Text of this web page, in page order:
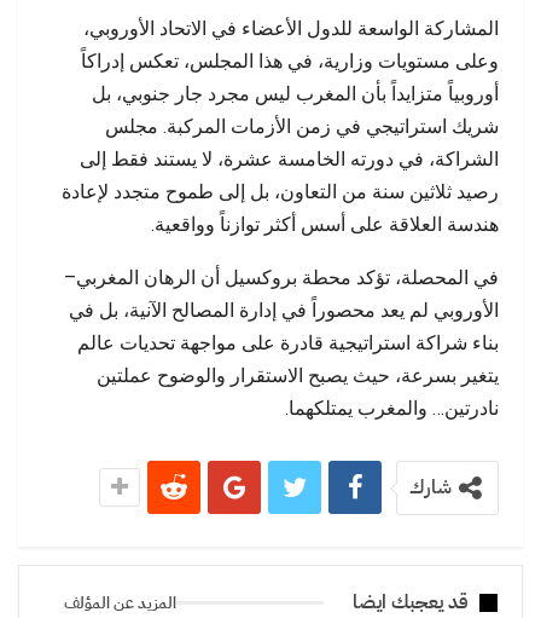
المشاركة الواسعة للدول الأعضاء في الاتحاد الأوروبي،
وعلى مستويات وزارية، في هذا المجلس، تعكس إدراكاً
أوروبياً متزايداً بأن المغرب ليس مجرد جار جنوبي، بل
شريك استراتيجي في زمن الأزمات المركبة. مجلس
الشراكة، في دورته الخامسة عشرة، لا يستند فقط إلى
رصيد ثلاثين سنة من التعاون، بل إلى طموح متجدد لإعادة
هندسة العلاقة على أسس أكثر توازناً وواقعية.
في المحصلة، تؤكد محطة بروكسيل أن الرهان المغربي–
الأوروبي لم يعد محصوراً في إدارة المصالح الآنية، بل في
بناء شراكة استراتيجية قادرة على مواجهة تحديات عالم
يتغير بسرعة، حيث يصبح الاستقرار والوضوح عملتين
نادرتين… والمغرب يمتلكهما.
شارك
قد يعجبك ايضا المزيد عن المؤلف